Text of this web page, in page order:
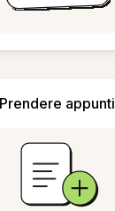
Prendere appunti